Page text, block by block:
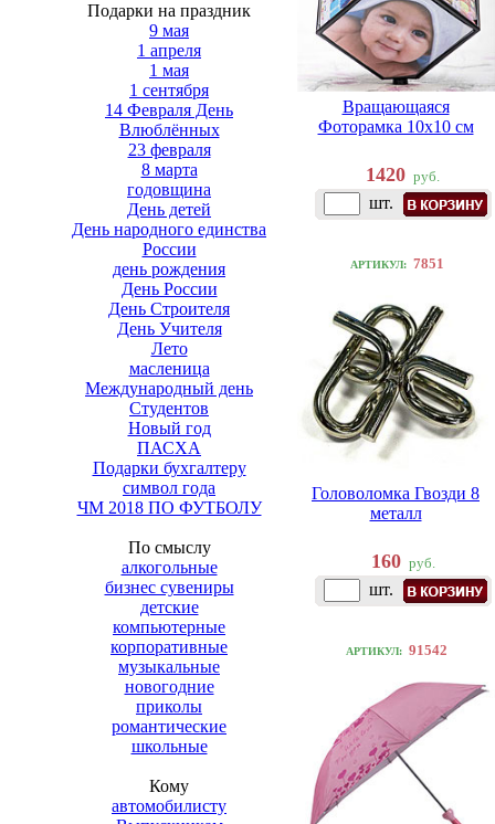
Подарки на праздник
9 мая
1 апреля
1 мая
1 сентября
14 Февраля День
Влюблённых
23 февраля
8 марта
годовщина
День детей
День народного единства
России
день рождения
День России
День Строителя
День Учителя
Лето
масленица
Международный день
Студентов
Новый год
ПАСХА
Подарки бухгалтеру
символ года
ЧМ 2018 ПО ФУТБОЛУ
По смыслу
алкогольные
бизнес сувениры
детские
компьютерные
корпоративные
музыкальные
новогодние
приколы
романтические
школьные
Кому
автомобилисту
Вращающаяся
Фоторамка 10х10 см
1420 руб.
шт.
АРТИКУЛ: 7851
Головоломка Гвозди 8
металл
160 руб.
шт.
АРТИКУЛ: 91542